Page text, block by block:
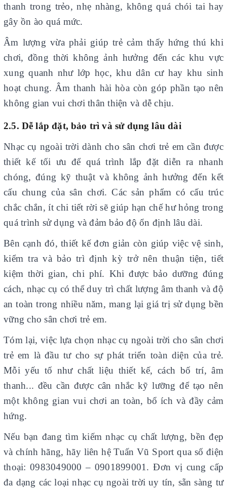
thanh trong trẻo, nhẹ nhàng, không quá chói tai hay
gây ồn ào quá mức.
Âm lượng vừa phải giúp trẻ cảm thấy hứng thú khi
chơi, đồng thời không ảnh hưởng đến các khu vực
xung quanh như lớp học, khu dân cư hay khu sinh
hoạt chung. Âm thanh hài hòa còn góp phần tạo nên
không gian vui chơi thân thiện và dễ chịu.
2.5. Dễ lắp đặt, bảo trì và sử dụng lâu dài
Nhạc cụ ngoài trời dành cho sân chơi trẻ em cần được
thiết kế tối ưu để quá trình lắp đặt diễn ra nhanh
chóng, đúng kỹ thuật và không ảnh hưởng đến kết
cấu chung của sân chơi. Các sản phẩm có cấu trúc
chắc chắn, ít chi tiết rời sẽ giúp hạn chế hư hỏng trong
quá trình sử dụng và đảm bảo độ ổn định lâu dài.
Bên cạnh đó, thiết kế đơn giản còn giúp việc vệ sinh,
kiểm tra và bảo trì định kỳ trở nên thuận tiện, tiết
kiệm thời gian, chi phí. Khi được bảo dưỡng đúng
cách, nhạc cụ có thể duy trì chất lượng âm thanh và độ
an toàn trong nhiều năm, mang lại giá trị sử dụng bền
vững cho sân chơi trẻ em.
Tóm lại, việc lựa chọn nhạc cụ ngoài trời cho sân chơi
trẻ em là đầu tư cho sự phát triển toàn diện của trẻ.
Mỗi yếu tố như chất liệu thiết kế, cách bố trí, âm
thanh... đều cần được cân nhắc kỹ lưỡng để tạo nên
một không gian vui chơi an toàn, bổ ích và đầy cảm
hứng.
Nếu bạn đang tìm kiếm nhạc cụ chất lượng, bền đẹp
và chính hãng, hãy liên hệ Tuấn Vũ Sport qua số điện
thoại: 0983049000 – 0901899001. Đơn vị cung cấp
đa dạng các loại nhạc cụ ngoài trời uy tín, sẵn sàng tư